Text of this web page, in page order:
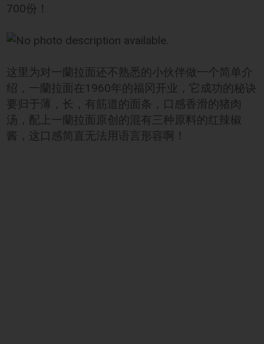
700份！
这里为对一蘭拉面还不熟悉的小伙伴做一个简单介
绍，一蘭拉面在1960年的福冈开业，它成功的秘诀
要归于薄，长，有筋道的面条，口感香滑的猪肉
汤，配上一蘭拉面原创的混有三种原料的红辣椒
酱，这口感简直无法用语言形容啊！